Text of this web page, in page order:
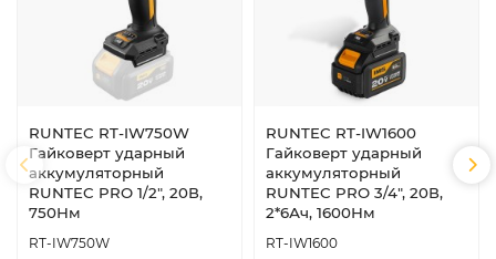
RUNTEC RT-IW750W
Гайковерт ударный
аккумуляторный
RUNTEC PRO 1/2", 20В,
750Нм
RT-IW750W
RUNTEC RT-IW1600
Гайковерт ударный
аккумуляторный
RUNTEC PRO 3/4", 20В,
2*6Ач, 1600Нм
RT-IW1600